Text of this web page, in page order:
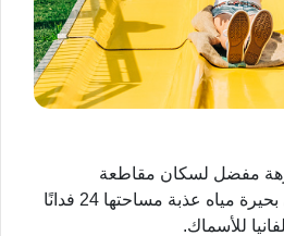
مفضل لسكان مقاطعة
ويستمورلاند، يحتوي على بحيرة مياه عذبة مساحتها 24 فدانًا
للأسماك.